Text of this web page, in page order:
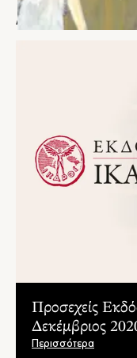
ΑΡΘΡΑ
Προσεχείς
Δεκέμβριος
Περισσότερα